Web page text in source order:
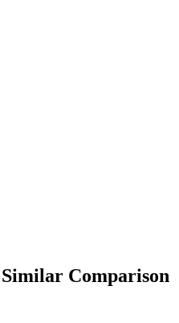
Similar Comparison